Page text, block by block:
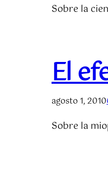
Sobre la
El
agosto 1, 2010
Sobre la